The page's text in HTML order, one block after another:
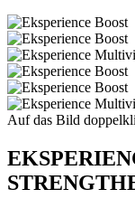
Auf das Bild